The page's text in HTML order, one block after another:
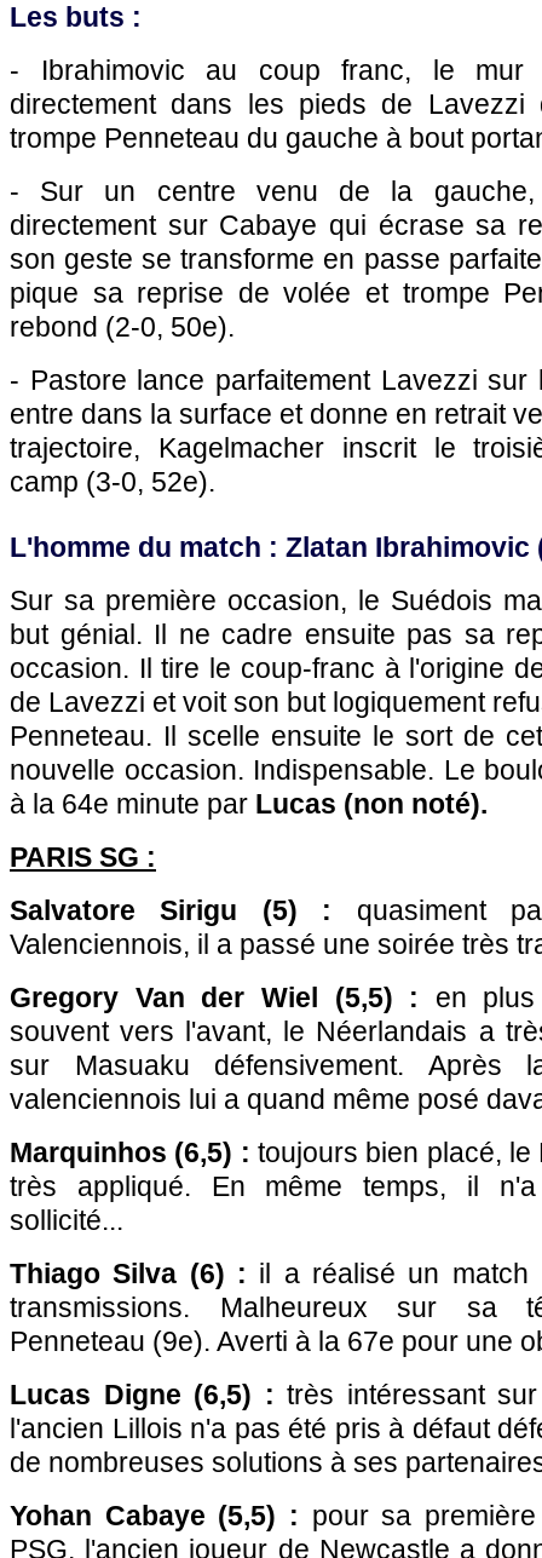
Les buts :
- Ibrahimovic au coup franc, le mur
directement dans les pieds de
trompe Penneteau du gauche à bout
- Sur un centre venu de la gauche,
directement sur Cabaye qui écrase sa
son geste se transforme en passe
pique sa reprise de volée et trompe
rebond (2-0, 50e).
- Pastore lance parfaitement Lavezzi sur
entre dans la surface et donne en retrait
trajectoire, Kagelmacher inscrit le
camp (3-0, 52e).
L'homme du match : Zlatan Ibrahimovic
Sur sa première occasion, le Suédois
but génial. Il ne cadre ensuite pas sa
occasion. Il tire le coup-franc à l'origine
de Lavezzi et voit son but logiquement
Penneteau. Il scelle ensuite le sort de
nouvelle occasion. Indispensable. Le
à la 64e minute par Lucas (non noté).
PARIS SG :
Salvatore Sirigu (5) : quasiment
Valenciennois, il a passé une soirée très
Gregory Van der Wiel (5,5) : en
souvent vers l'avant, le Néerlandais a
sur Masuaku défensivement. Après
valenciennois lui a quand même posé
Marquinhos (6,5) : toujours bien placé,
très appliqué. En même temps, il
sollicité...
Thiago Silva (6) : il a réalisé un match
transmissions. Malheureux sur sa
Penneteau (9e). Averti à la 67e pour une
Lucas Digne (6,5) : très intéressant
l'ancien Lillois n'a pas été pris à défaut
de nombreuses solutions à ses
Yohan Cabaye (5,5) : pour sa
PSG, l'ancien joueur de Newcastle a